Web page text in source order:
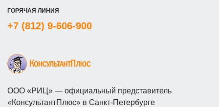
ГОРЯЧАЯ ЛИНИЯ
+7 (812) 9-606-900
ООО «РИЦ» — официальный представитель
«КонсультантПлюс» в Санкт-Петербурге